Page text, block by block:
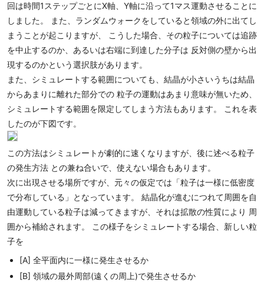
回は時間1ステップごとにX軸、Y軸に沿って1マス運動させることに
しました。 また、ランダムウォークをしていると領域の外に出てし
まうことが起こりますが、 こうした場合、その粒子については追跡
を中止するのか、あるいは右端に到達した分子は 反対側の壁から出
現するのかという選択肢があります。
また、シミュレートする範囲についても、結晶が小さいうちは結晶
からあまりに離れた部分での 粒子の運動はあまり意味が無いため、
シミュレートする範囲を限定してしまう方法もあります。 これを表
したのが下図です。
この方法はシミュレートが劇的に速くなりますが、後に述べる粒子
の発生方法 との兼ね合いで、使えない場合もあります。
次に出現させる場所ですが、元々の仮定では「粒子は一様に低密度
で分布している」となっています。 結晶化が進むにつれて周囲を自
由運動している粒子は減ってきますが、それは拡散の性質により 周
囲から補給されます。 この様子をシミュレートする場合、新しい粒
子を
[A] 全平面内に一様に発生させるか
[B] 領域の最外周部(遠くの周上)で発生させるか